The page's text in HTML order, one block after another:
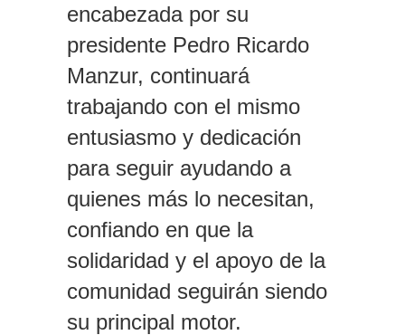
encabezada por su
presidente Pedro Ricardo
Manzur, continuará
trabajando con el mismo
entusiasmo y dedicación
para seguir ayudando a
quienes más lo necesitan,
confiando en que la
solidaridad y el apoyo de la
comunidad seguirán siendo
su principal motor.